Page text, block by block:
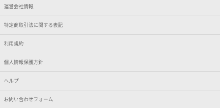
運営会社情報
特定商取引法に関する表記
利用規約
個人情報保護方針
ヘルプ
お問い合わせフォーム